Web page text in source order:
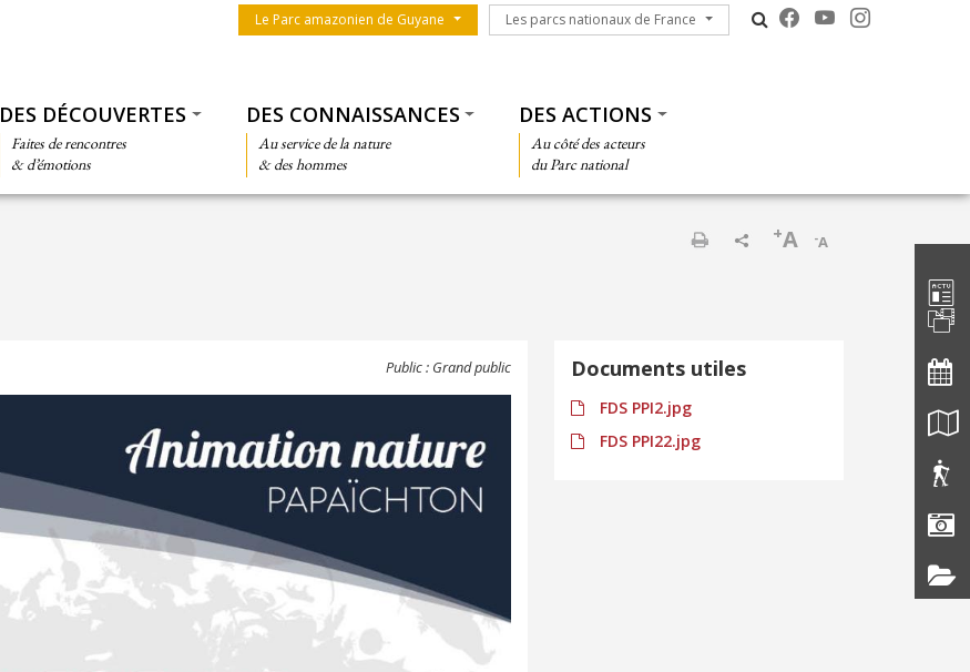
Menu du parc
Le Parc amazonien de Guyane Les parcs nationaux de France
Les parcs nationaux de France
DES DÉCOUVERTES
Faites de rencontres
& d’émotions
DES CONNAISSANCES
Au service de la nature
& des hommes
DES ACTIONS
Au côté des acteurs
du Parc national
-A
+A
Public : Grand public Documents utiles
FDS PPI2.jpg
FDS PPI22.jpg